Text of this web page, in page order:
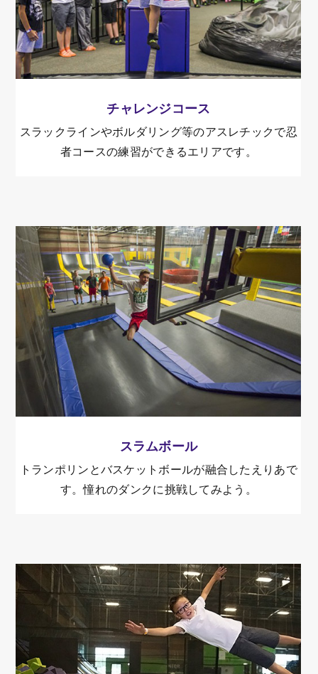
チャレンジコース
スラックラインやボルダリング等のアスレチックで忍
者コースの練習ができるエリアです。
スラムボール
トランポリンとバスケットボールが融合したえりあで
す。憧れのダンクに挑戦してみよう。